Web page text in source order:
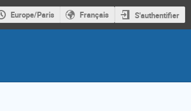
Europe/Paris Français S'authentifier